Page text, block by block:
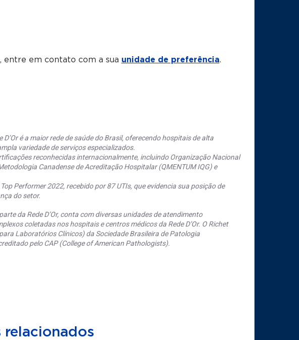
entre em contato com a sua unidade de preferência.
é a maior rede de saúde do Brasil, oferecendo hospitais de alta
variedade de serviços especializados.
reconhecidas internacionalmente, incluindo Organização Nacional
Canadense de Acreditação Hospitalar (QMENTUM IQG) e
Performer 2022, recebido por 87 UTIs, que evidencia sua posição de
do setor.
da Rede D’Or, conta com diversas unidades de atendimento
coletadas nos hospitais e centros médicos da Rede D’Or. O Richet
Laboratórios Clínicos) da Sociedade Brasileira de Patologia
pelo CAP (College of American Pathologists).
relacionados